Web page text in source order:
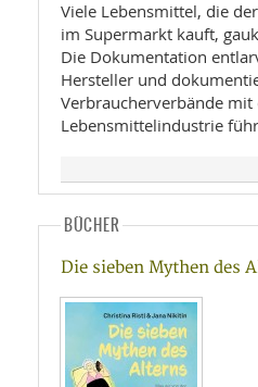
Viele Lebensmittel, die
im Supermarkt kauft,
Die Dokumentation
Hersteller und
Verbraucherverbände mit
Lebensmittelindustrie
BÜCHER
Die sieben Mythen des